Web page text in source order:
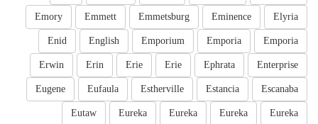
Elyria
Eminence
Emmetsburg
Emmett
Emory
Emporia
Emporia
Emporium
English
Enid
Enterprise
Ephrata
Erie
Erie
Erin
Erwin
Escanaba
Estancia
Estherville
Eufaula
Eugene
Eureka
Eureka
Eureka
Eureka
Eutaw